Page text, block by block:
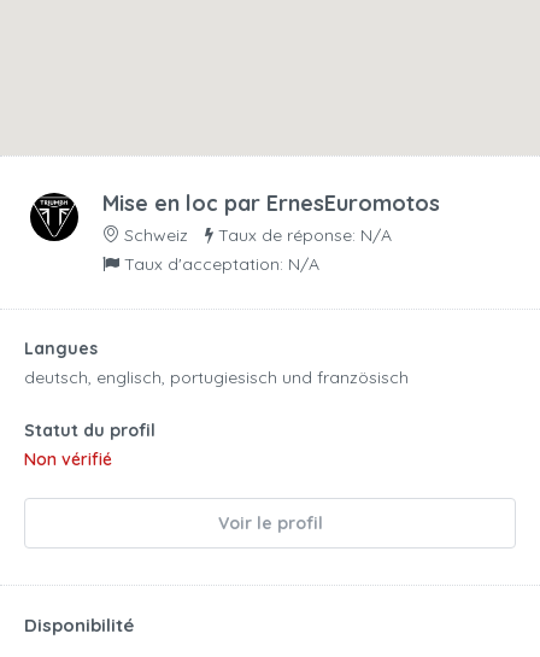
Mise en loc par ErnesEuromotos
Schweiz
Taux de réponse: N/A
Taux d'acceptation: N/A
Langues
deutsch, englisch, portugiesisch und französisch
Statut du profil
Non vérifié
Voir le profil
Disponibilité